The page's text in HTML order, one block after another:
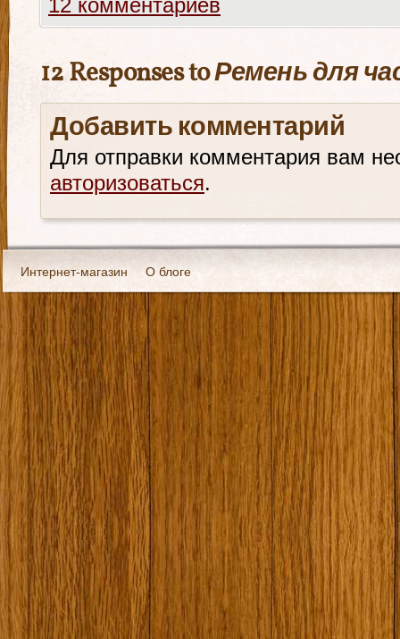
12 комментариев
12 Responses toРемень для
Добавить комментарий
Для отправки комментария вам
авторизоваться.
Интернет-магазин О блоге